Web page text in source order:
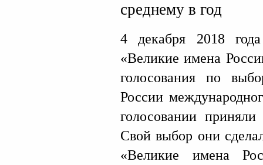
среднему в год
4 декабря 2018
«Великие имена
голосования по
России
голосовании
Свой выбор они
«Великие имена